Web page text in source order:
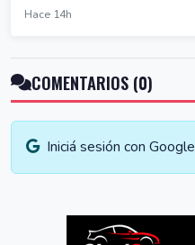
Hace 14h
COMENTARIOS (0)
Iniciá sesión con Google